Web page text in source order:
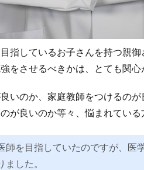
指しているお子さんを持つ親
をさせるべきかは、とても関心
いのか、家庭教師をつけるの
が良いのか等々、悩まれている
師を目指していたのですが、医
した。